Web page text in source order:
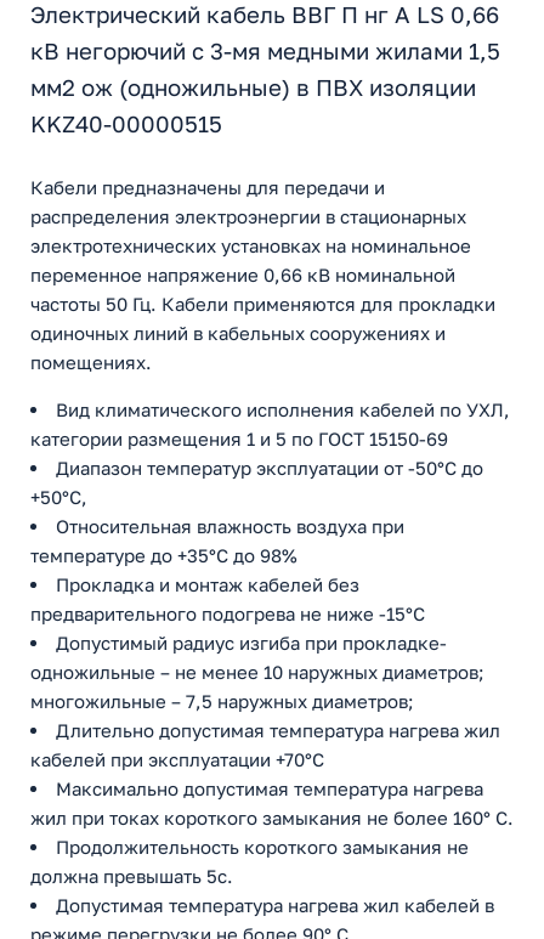
Электрический кабель ВВГ П нг А LS 0,66
кВ негорючий с 3-мя медными жилами 1,5
мм2 ож (одножильные) в ПВХ изоляции
KKZ40-00000515
Кабели предназначены для передачи и
распределения электроэнергии в стационарных
электротехнических установках на номинальное
переменное напряжение 0,66 кВ номинальной
частоты 50 Гц. Кабели применяются для прокладки
одиночных линий в кабельных сооружениях и
помещениях.
Вид климатического исполнения кабелей по УХЛ,
категории размещения 1 и 5 по ГОСТ 15150-69
Диапазон температур эксплуатации от -50°С до
+50°С,
Относительная влажность воздуха при
температуре до +35°С до 98%
Прокладка и монтаж кабелей без
предварительного подогрева не ниже -15°С
Допустимый радиус изгиба при прокладке-
одножильные – не менее 10 наружных диаметров;
многожильные – 7,5 наружных диаметров;
Длительно допустимая температура нагрева жил
кабелей при эксплуатации +70°С
Максимально допустимая температура нагрева
жил при токах короткого замыкания не более 160° С.
Продолжительность короткого замыкания не
должна превышать 5с.
Допустимая температура нагрева жил кабелей в
режиме перегрузки не более 90° С.